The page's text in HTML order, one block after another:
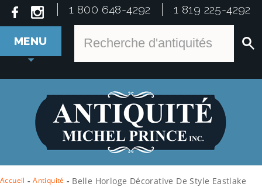
1 800 648-4292 1 819 225-4292
MENU
Accueil - Antiquité - Belle Horloge Décorative De Style Eastlake